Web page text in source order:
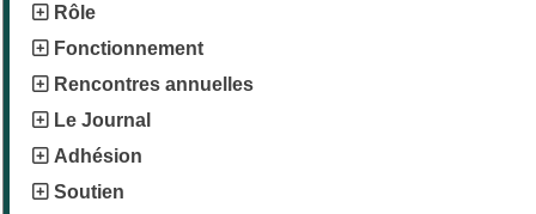
Rôle
Fonctionnement
Rencontres annuelles
Le Journal
Adhésion
Soutien